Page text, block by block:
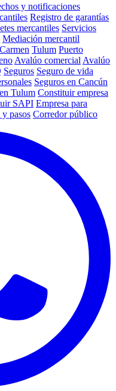
y notificaciones
Registro de garantías
mercantiles Servicios
Mediación mercantil
Tulum Puerto
Avalúo comercial Avalúo
Seguros Seguro de vida
Seguros en Cancún
Tulum Constituir empresa
SAPI Empresa para
pasos Corredor público